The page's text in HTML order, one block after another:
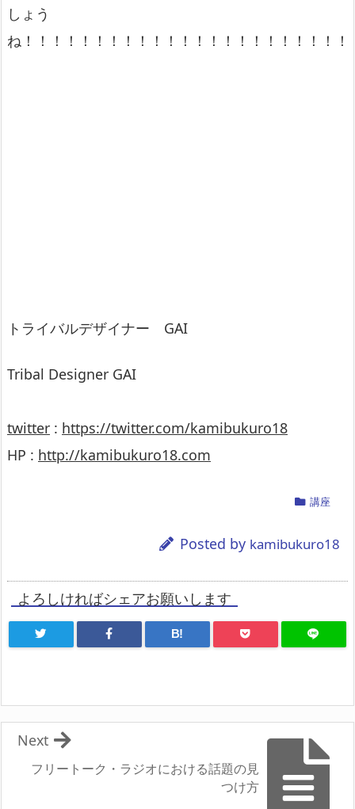
しょう
ね！！！！！！！！！！！！！！！！！！！！！！
トライバルデザイナー GAI
Tribal Designer GAI
twitter : https://twitter.com/kamibukuro18
HP : http://kamibukuro18.com
講座
Posted by kamibukuro18
よろしければシェアお願いします
B!
フリートーク・ラジオにおける話題の見
つけ方
Next